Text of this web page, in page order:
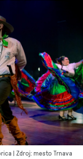
| Zdroj: mesto Trnava